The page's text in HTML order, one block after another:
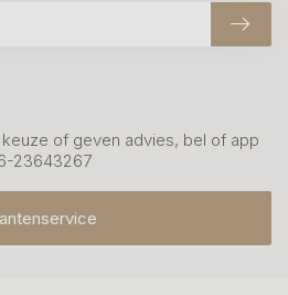
of geven advies, bel of app
23643267